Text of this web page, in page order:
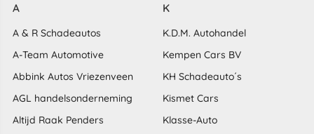
A
A & R Schadeautos
A-Team Automotive
Abbink Autos Vriezenveen
AGL handelsonderneming
Altijd Raak Penders
K
K.D.M. Autohandel
Kempen Cars BV
KH Schadeauto´s
Kismet Cars
Klasse-Auto